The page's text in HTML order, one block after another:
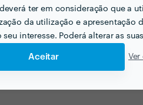
ter em consideração que a
da utilização e apresentação
seu interesse. Poderá alterar as
Aceitar Ver